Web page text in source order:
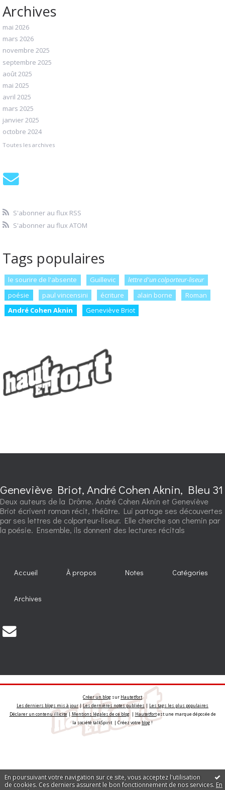
En poursuivant votre navigation sur ce site, vous acceptez l'utilisation
de cookies. Ces derniers assurent le bon fonctionnement de nos services. En
Archives
mai 2026
mars 2026
novembre 2025
septembre 2025
août 2025
mai 2025
avril 2025
mars 2025
janvier 2025
octobre 2024
Toutes les archives
S'abonner au flux RSS
S'abonner au flux ATOM
Tags populaires
le sourire de l'absente Guillevic
lettre d'un colporteur-liseur
poésie
paul vincensini écriture alain borne
Roman
André Cohen Aknin
Geneviève Briot
Geneviève Briot, André Cohen Aknin, Bleu 31
Deux auteurs de la Drôme. André Cohen Aknin et Geneviève
Briot écrivent roman récit, théâtre. Lui partage ses découvertes
par ses lettres de colporteur-liseur. Elle cherche son chemin par
la poésie. Ensemble, ils donnent des lectures récitals
Accueil À propos Notes Catégories
Archives
Créer un blog sur Hautetfort
Les derniers blogs mis à jour|Les dernières notes publiées | Les tags les plus populaires
Déclarer un contenu illicite|Mentions légales de ce blog| Hautetfortest une marque déposée de
la société talkSpirit | Créez votreblog!